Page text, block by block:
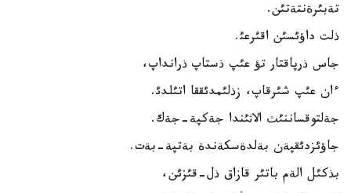
تةبئرةنتةتئن.
ذلت داؤئسئن اقئرعئ.
جاس ذرپاقتار تؤ عئپ ذستاپ ذرانداپ،
ءان عئپ شئرقاپ، زذلئمدئققا اتئلدئ.
جةلتوقساننئث الاثئندا جةكپة-جةك.
جاؤئزدئقپةن بةلدةسكةندة بةتپة-بةت.
بذكئل الةم باتئر قازاق ذل-قئزئن،